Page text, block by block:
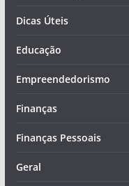
Dicas Úteis
Educação
Empreendedorismo
Finanças
Finanças Pessoais
Geral